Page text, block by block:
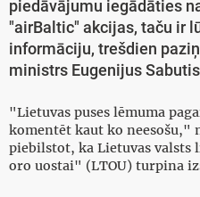
piedāvājumu iegādāties
"airBaltic" akcijas, taču ir
informāciju, trešdien
ministrs Eugenijus
"Lietuvas puses lēmuma
komentēt kaut ko neesošu,"
piebilstot, ka Lietuvas valsts
oro uostai" (LTOU) turpina